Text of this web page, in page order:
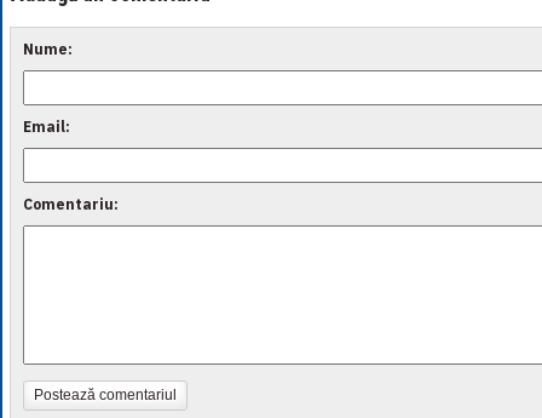
Nume:
Email:
Comentariu:
Postează comentariul